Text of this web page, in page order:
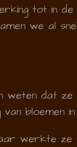
tot in de
we al
weten dat ze
bloemen
werkte ze